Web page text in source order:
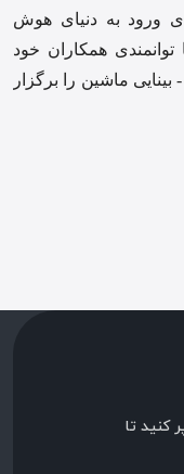
ورود به دنیای هوش
همکاران خود
ماشین را برگزار
کنید تا